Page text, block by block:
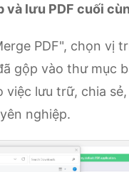
và lưu PDF cuối
PDF", chọn vị
gộp vào thư mục
việc lưu trữ, chia
nghiệp.